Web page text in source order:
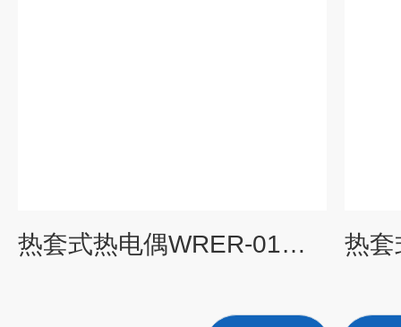
热套式热电偶WRER-01由上海自动化仪表三厂专业供应